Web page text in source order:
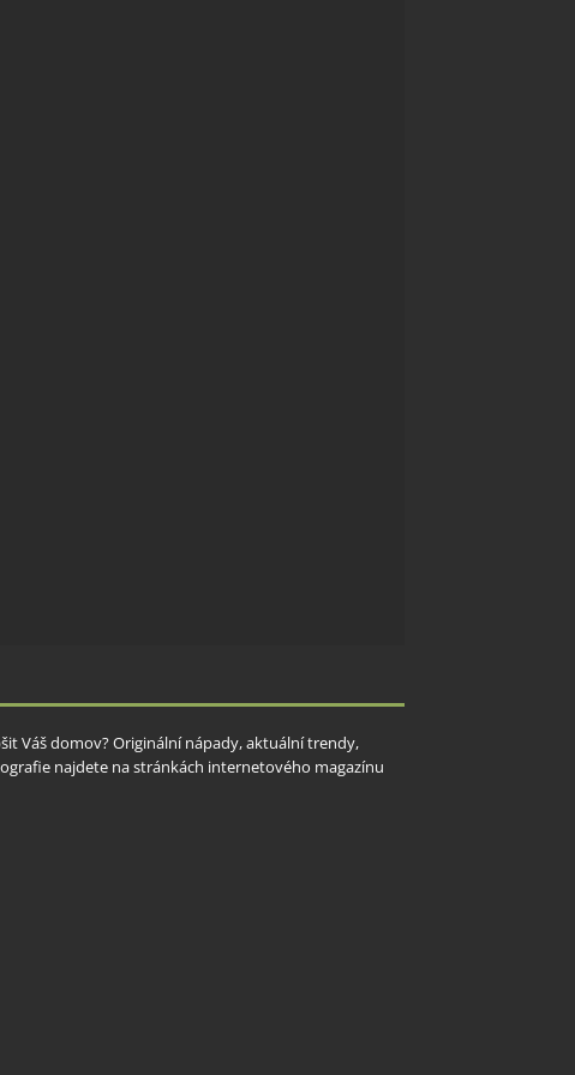
Váš domov? Originální nápady, aktuální trendy,
najdete na stránkách internetového magazínu